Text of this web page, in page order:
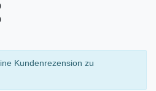
Kundenrezension zu